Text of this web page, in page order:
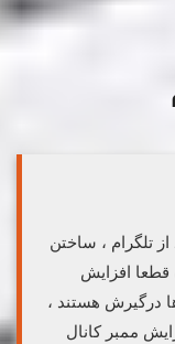
تلگرام ، ساختن
قطعا افزایش
درگیرش هستند ،
ممبر کانال